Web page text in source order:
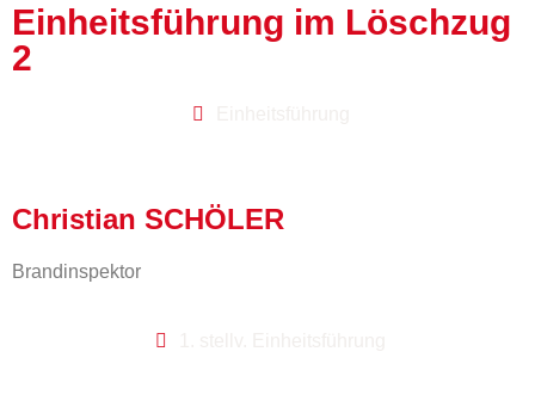
Einheitsführung im Löschzug
2
Christian SCHÖLER
Brandinspektor